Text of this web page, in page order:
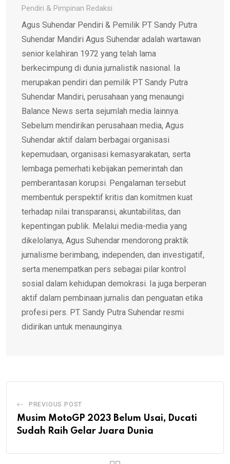
Pendiri & Pimpinan Redaksi
Agus Suhendar Pendiri & Pemilik PT Sandy Putra
Suhendar Mandiri Agus Suhendar adalah wartawan
senior kelahiran 1972 yang telah lama
berkecimpung di dunia jurnalistik nasional. Ia
merupakan pendiri dan pemilik PT Sandy Putra
Suhendar Mandiri, perusahaan yang menaungi
Balance News serta sejumlah media lainnya.
Sebelum mendirikan perusahaan media, Agus
Suhendar aktif dalam berbagai organisasi
kepemudaan, organisasi kemasyarakatan, serta
lembaga pemerhati kebijakan pemerintah dan
pemberantasan korupsi. Pengalaman tersebut
membentuk perspektif kritis dan komitmen kuat
terhadap nilai transparansi, akuntabilitas, dan
kepentingan publik. Melalui media-media yang
dikelolanya, Agus Suhendar mendorong praktik
jurnalisme berimbang, independen, dan investigatif,
serta menempatkan pers sebagai pilar kontrol
sosial dalam kehidupan demokrasi. Ia juga berperan
aktif dalam pembinaan jurnalis dan penguatan etika
profesi pers. PT. Sandy Putra Suhendar resmi
didirikan untuk menaunginya.
PREVIOUS POST
Musim MotoGP 2023 Belum Usai, Ducati
Sudah Raih Gelar Juara Dunia